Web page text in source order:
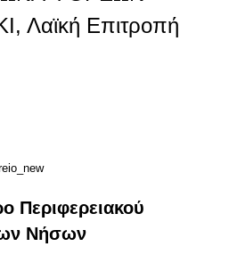
Λαϊκή Επιτροπή
Περιφερειακού
Νήσων